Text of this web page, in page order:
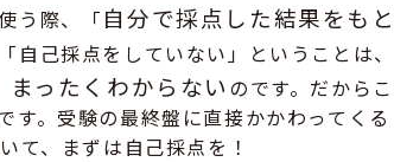
う際、「 自分で採点した結果をもと
己採点をしていない」ということは、
ったくわからない のです。だからこ
す。受験の最終盤に直接かかわってくる
て、まずは自己採点を！